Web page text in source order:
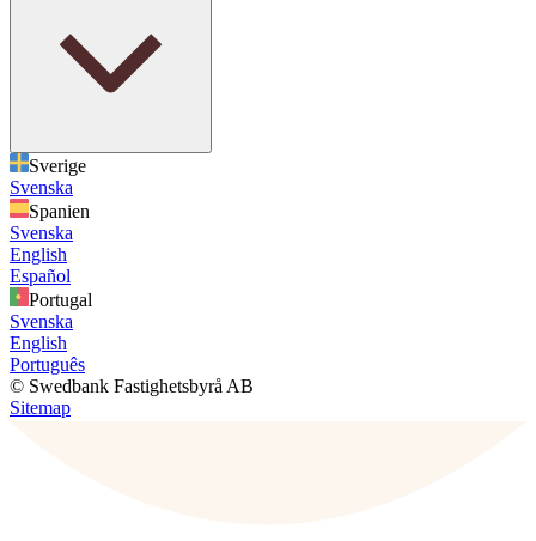
Sverige
Svenska
Spanien
Svenska
English
Español
Portugal
Svenska
English
Português
© Swedbank Fastighetsbyrå AB
Sitemap